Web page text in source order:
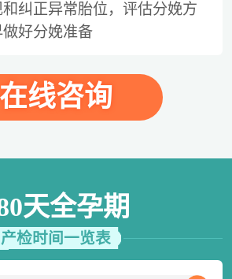
纠正异常胎位，评估分娩方
好分娩准备
在线咨询
天全孕期
产检时间一览表